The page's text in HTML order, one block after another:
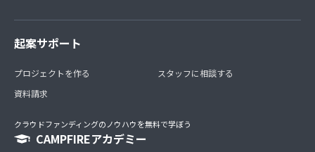
起案サポート
プロジェクトを作る
資料請求
スタッフに相談する
クラウドファンディングのノウハウを無料で学ぼう
CAMPFIREアカデミー